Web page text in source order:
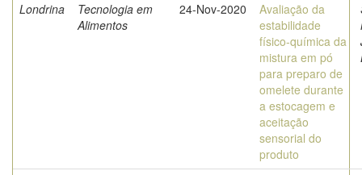
Londrina
Tecnologia em
Alimentos
24-Nov-2020
Avaliação da
estabilidade
físico-química da
mistura em pó
para preparo de
omelete durante
a estocagem e
aceitação
sensorial do
produto